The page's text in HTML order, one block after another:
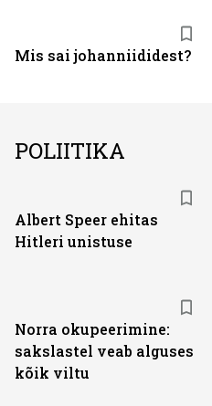
Mis sai johanniididest?
POLIITIKA
Albert Speer ehitas
Hitleri unistuse
Norra okupeerimine:
sakslastel veab alguses
kõik viltu